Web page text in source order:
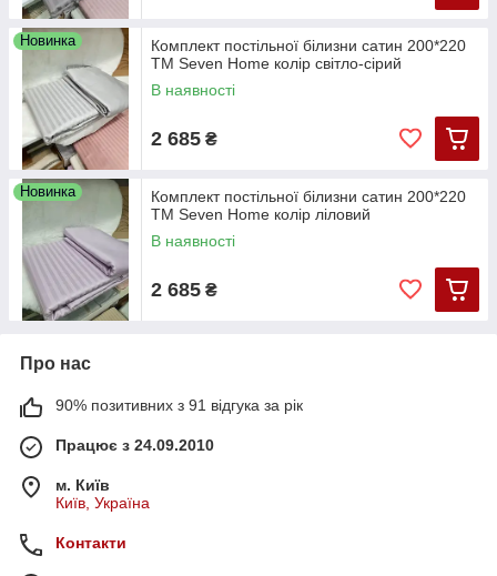
Новинка
Комплект постільної білизни сатин 200*220
ТМ Seven Home колір світло-сірий
В наявності
2 685 ₴
Новинка
Комплект постільної білизни сатин 200*220
ТМ Seven Home колір ліловий
В наявності
2 685 ₴
Про нас
90% позитивних з 91 відгука за рік
Працює з 24.09.2010
м. Київ
Київ, Україна
Контакти